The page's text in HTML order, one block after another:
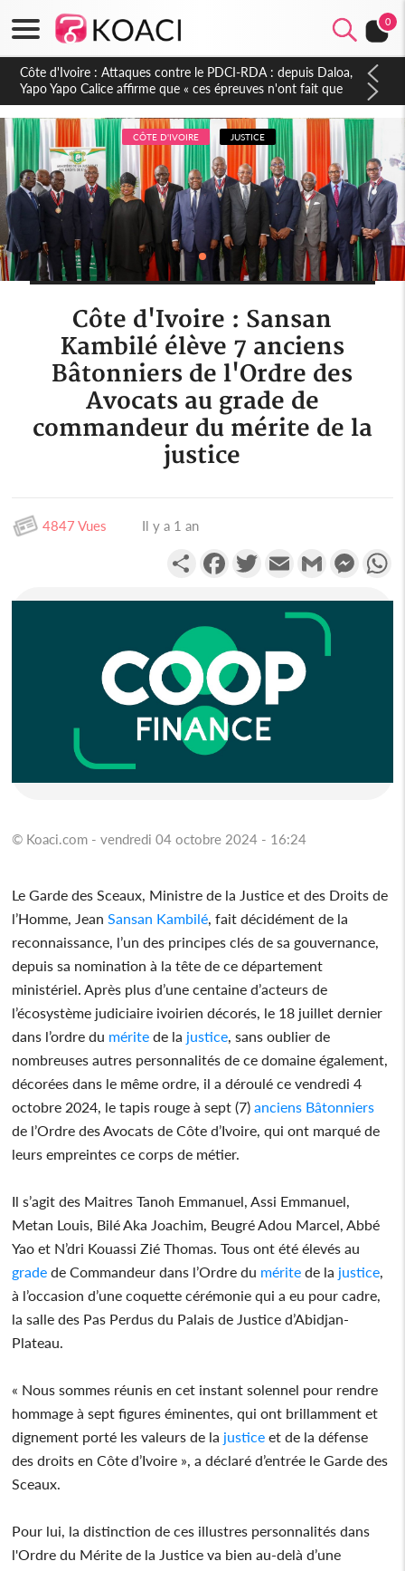
0
Côte d'Ivoire : Le Colonel-Major Fofié Kouakou est décédé,
l'armée perd une figure de la 2e Région militaire
CÔTE D'IVOIRE JUSTICE
Côte d'Ivoire : Sansan
Kambilé élève 7 anciens
Bâtonniers de l'Ordre des
Avocats au grade de
commandeur du mérite de la
justice
4847 Vues Il y a 1 an
PartagerFacebookTwitterEmail Gmail
© Koaci.com - vendredi 04 octobre 2024 - 16:24
Le Garde des Sceaux, Ministre de la Justice et des Droits de
l’Homme, Jean Sansan Kambilé , fait décidément de la
reconnaissance, l’un des principes clés de sa gouvernance,
depuis sa nomination à la tête de ce département
ministériel. Après plus d’une centaine d’acteurs de
l’écosystème judiciaire ivoirien décorés, le 18 juillet dernier
dans l’ordre du mérite de la justice , sans oublier de
nombreuses autres personnalités de ce domaine également,
décorées dans le même ordre, il a déroulé ce vendredi 4
octobre 2024, le tapis rouge à sept (7) anciens Bâtonniers
de l’Ordre des Avocats de Côte d’Ivoire, qui ont marqué de
leurs empreintes ce corps de métier.
Il s’agit des Maitres Tanoh Emmanuel, Assi Emmanuel,
Metan Louis, Bilé Aka Joachim, Beugré Adou Marcel, Abbé
Yao et N’dri Kouassi Zié Thomas. Tous ont été élevés au
grade de Commandeur dans l’Ordre du mérite de la justice
à l’occasion d’une coquette cérémonie qui a eu pour cadre,
la salle des Pas Perdus du Palais de Justice d’Abidjan-
Plateau.
« Nous sommes réunis en cet instant solennel pour rendre
hommage à sept figures éminentes, qui ont brillamment et
dignement porté les valeurs de la justice et de la défense
des droits en Côte d’Ivoire », a déclaré d’entrée le Garde des
Sceaux.
Pour lui, la distinction de ces illustres personnalités dans
l'Ordre du Mérite de la Justice va bien au-delà d’une